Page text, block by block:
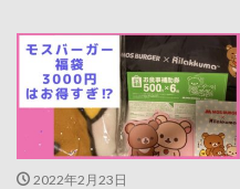
2022年2月23日